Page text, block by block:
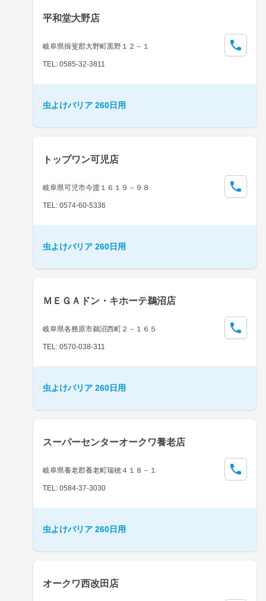
平和堂大野店
岐阜県揖斐郡大野町黒野１２－１
TEL: 0585-32-3811
虫よけバリア 260日用
トップワン可児店
岐阜県可児市今渡１６１９－９８
TEL: 0574-60-5336
虫よけバリア 260日用
ＭＥＧＡドン・キホーテ鵜沼店
岐阜県各務原市鵜沼西町２－１６５
TEL: 0570-038-311
虫よけバリア 260日用
スーパーセンターオークワ養老店
岐阜県養老郡養老町瑞穂４１８－１
TEL: 0584-37-3030
虫よけバリア 260日用
オークワ西改田店